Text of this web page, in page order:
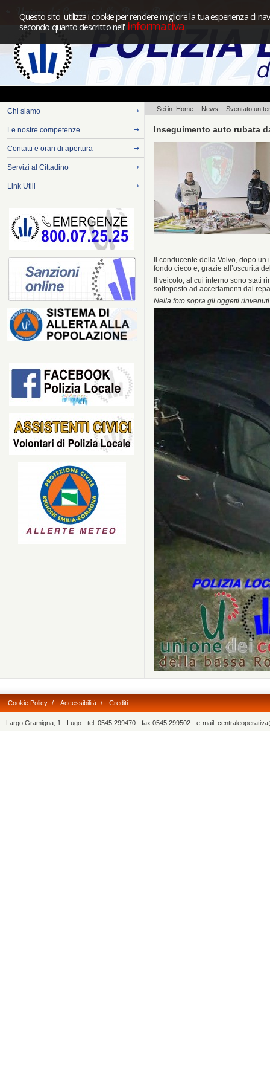
Questo sito utilizza i cookie per rendere migliore la tua esperienza di
secondo quanto descritto nell'informativa
Chi siamo
Le nostre competenze
Contatti e orari di apertura
Servizi al Cittadino
Link Utili
Sei in: Home - News - Sventato un
Inseguimento auto rubata
Il conducente della Volvo, dopo
fondo cieco e, grazie all’oscurità
Il veicolo, al cui interno sono stati
sottoposto ad accertamenti dal
Nella foto sopra gli oggetti
Cookie Policy / Accessibilità / Crediti
Largo Gramigna, 1 - Lugo - tel. 0545.299470 - fax 0545.299502 - e-mail: